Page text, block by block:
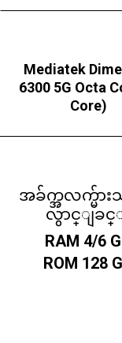
Mediatek
6300 5G Octa
Core)
အခ်က္အလက္မ်
လွာင္ျခ
RAM 4/6
ROM 128